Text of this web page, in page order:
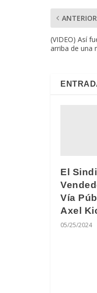
ANTERIOR
(VIDEO) Así
arriba de una
El
Vía
Axel
05/25/2024